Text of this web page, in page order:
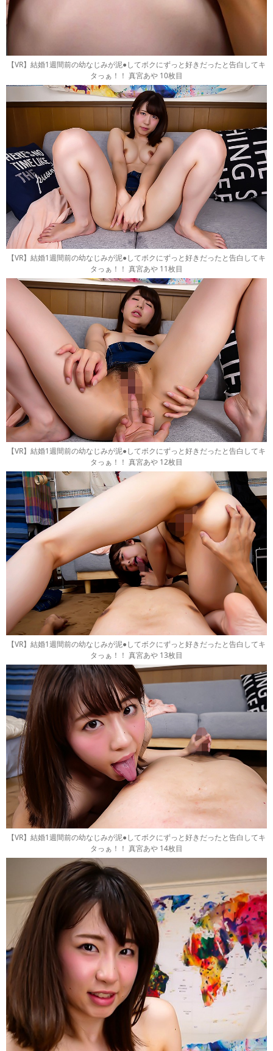
【VR】結婚1週間前の幼なじみが泥●してボクにずっと好きだったと告白してキ
タっぁ！！ 真宮あや 10枚目
【VR】結婚1週間前の幼なじみが泥●してボクにずっと好きだったと告白してキ
タっぁ！！ 真宮あや 11枚目
【VR】結婚1週間前の幼なじみが泥●してボクにずっと好きだったと告白してキ
タっぁ！！ 真宮あや 12枚目
【VR】結婚1週間前の幼なじみが泥●してボクにずっと好きだったと告白してキ
タっぁ！！ 真宮あや 13枚目
【VR】結婚1週間前の幼なじみが泥●してボクにずっと好きだったと告白してキ
タっぁ！！ 真宮あや 14枚目